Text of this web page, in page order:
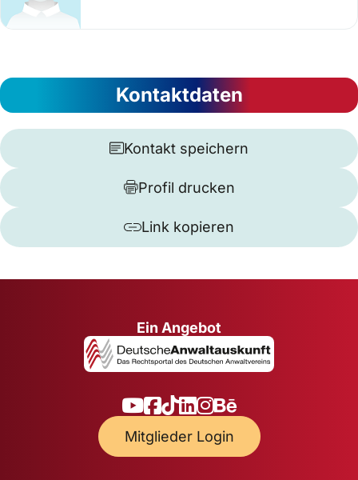
Kontaktdaten
Kontakt speichern
Profil drucken
Link kopieren
Ein Angebot
Mitglieder Login